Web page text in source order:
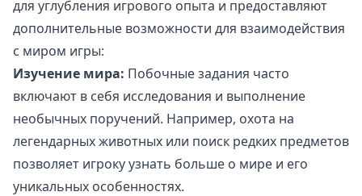
для углубления игрового опыта и предоставляют
дополнительные возможности для взаимодействия
с миром игры:
Изучение мира: Побочные задания часто
включают в себя исследования и выполнение
необычных поручений. Например, охота на
легендарных животных или поиск редких предметов
позволяет игроку узнать больше о мире и его
уникальных особенностях.